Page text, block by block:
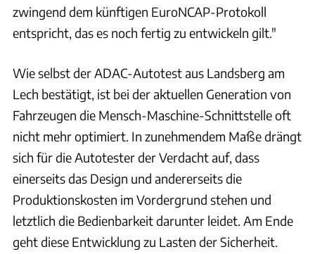
zwingend dem künftigen EuroNCAP-Protokoll
entspricht, das es noch fertig zu entwickeln gilt."
Wie selbst der ADAC-Autotest aus Landsberg am
Lech bestätigt, ist bei der aktuellen Generation von
Fahrzeugen die Mensch-Maschine-Schnittstelle oft
nicht mehr optimiert. In zunehmendem Maße drängt
sich für die Autotester der Verdacht auf, dass
einerseits das Design und andererseits die
Produktionskosten im Vordergrund stehen und
letztlich die Bedienbarkeit darunter leidet. Am Ende
geht diese Entwicklung zu Lasten der Sicherheit.